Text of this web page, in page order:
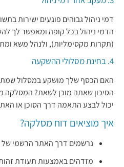
דמי ניהול גבוהים פוגעים ישירות
הדמי ניהול בכל קופה ומאפשר לך
(תקרות מקסימליות), ולנהל משא
האם הכסף שלך מושקע במסלול
הסיכון שאתה מוכן לשאת? המסלקה
יכול לבצע התאמה דרך הסוכן או
איך מוציאים דוח מסלקה?
נרשמים דרך האתר הרשמי של
מזדהים באמצעות תעודת זהות